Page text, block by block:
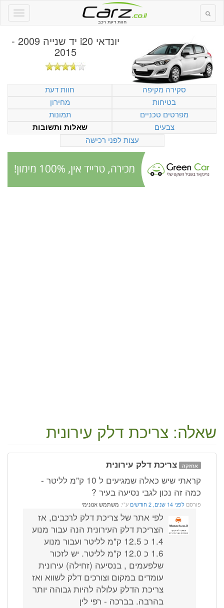
חוות דעת רכב
יונדאי i20 יד שנייה 2009 -
2015
סקירה מקיפה
חוות דעת
בטיחות
מחירון
מפרטים טכניים
תמונות
צבעים
שאלות ותשובות
עצות לפני רכישה
שאלה: צריכת דלק עירונית
אחזקה צריכת דלק עירונית
קראתי שיש כאלה שמגיעים ל 10 ק"מ לליטר -
כמה זה נכון לגבי נסיעה בעיר ?
פורסם לפני 14 שנים, 2 חודשים ע"י: משתמש אנונימי
לפי אתר של צריכת דלק לרכבים, אז
הצריכת דלק העירונית הנה עבור מנוע
1.4 כ 12.5 ק"מ לליטר ועבור מנוע
1.6 כ 12.0 ק"מ לליטר. יש לזכור
שלפעמים , בנסיעה (זחילה) עירונית
עומדים במקום וצורכים דלק לשווא ואז
צריכת הדלק עלולה להיות גבוהה יותר
בהרבה. בברכה - רפי לין